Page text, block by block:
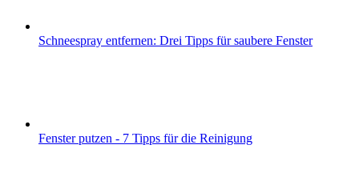
Schneespray entfernen: Drei Tipps für saubere Fenster
Fenster putzen - 7 Tipps für die Reinigung